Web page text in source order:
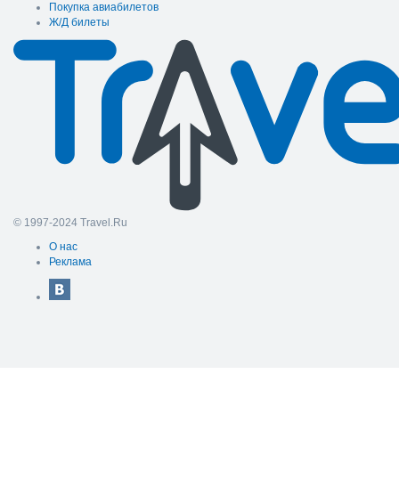
Покупка авиабилетов
Ж/Д билеты
© 1997-2024 Travel.Ru
О нас
Реклама